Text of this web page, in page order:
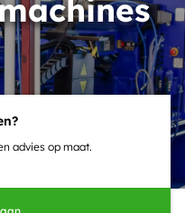
advies op maat.